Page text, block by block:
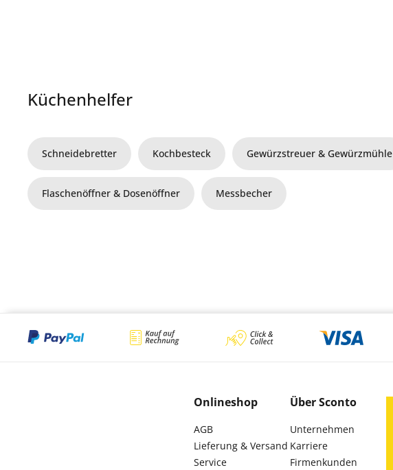
Küchenhelfer
Schneidebretter Kochbesteck Gewürzstreuer & Gewürzmühle
Flaschenöffner & Dosenöffner Messbecher
Onlineshop
AGB
Lieferung & Versand
Service
Über Sconto
Unternehmen
Karriere
Firmenkunden